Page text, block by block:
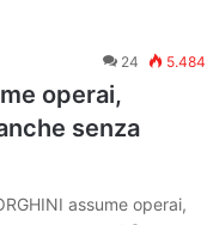
24 5.484
operai,
senza
assume operai,